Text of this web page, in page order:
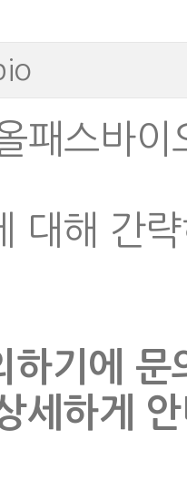
패스바이
대해 간
하기에 문
세하게